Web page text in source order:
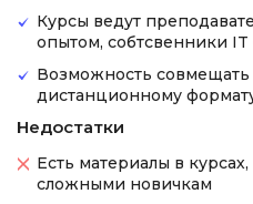
Курсы ведут
опытом, собтсвенники IT
Возможность совмещать
дистанционному
Недостатки
Есть материалы в
сложными новичкам